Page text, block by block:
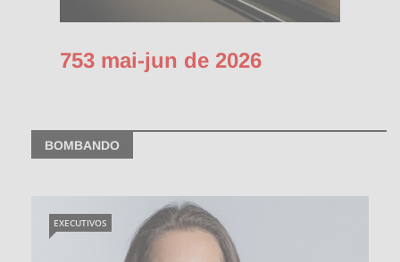
753 mai-jun de 2026
BOMBANDO
EXECUTIVOS